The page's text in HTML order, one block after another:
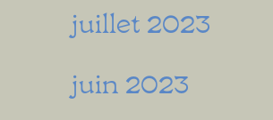
juillet 2023
juin 2023